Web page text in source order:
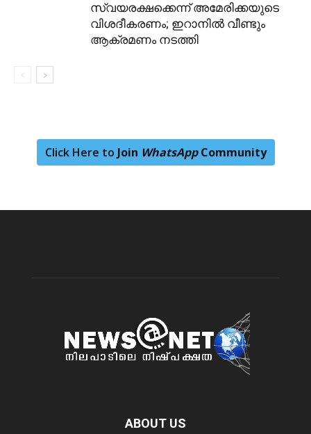
സ്വയരക്ഷക്കെന്ന് അമേരിക്കയുടെ
വിശദീകരണം; ഇറാനിൽ വീണ്ടും
ആക്രമണം നടത്തി
Click Here to Join WhatsAppCommunity
ABOUT US